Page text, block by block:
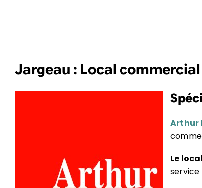
Jargeau : Local commercial
Arthur
Le
service